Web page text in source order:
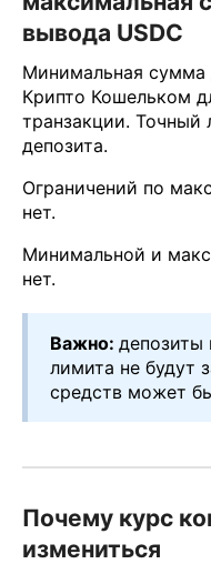
вывода USDC
Минимальная сумма
Крипто Кошельком
транзакции. Точный
депозита.
Ограничений по
нет.
Минимальной и
нет.
Важно: депозиты
лимита не будут
средств может
Почему курс
измениться